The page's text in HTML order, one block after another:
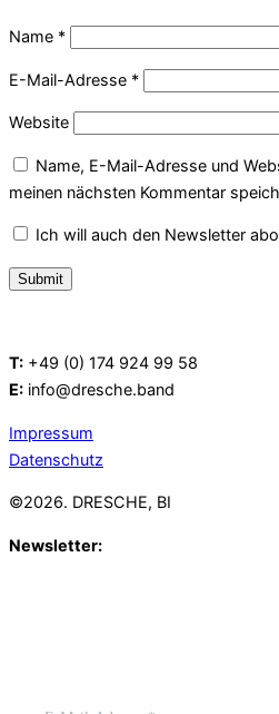
Name *
E-Mail-Adresse *
Website
Name, E-Mail-Adresse und
meinen nächsten Kommentar
Ich will auch den Newsletter
T: +49 (0) 174 924 99 58
E: info@dresche.band
Impressum
Datenschutz
©2026. DRESCHE, BI
Newsletter: